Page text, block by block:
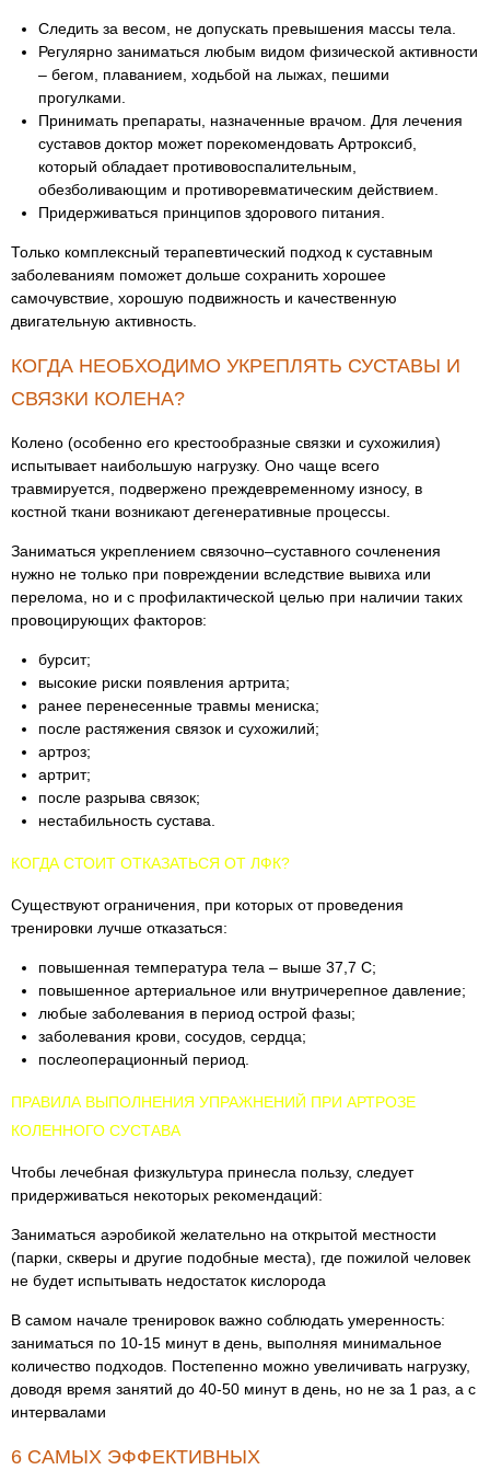
Следить за весом, не допускать превышения массы тела.
Регулярно заниматься любым видом физической активности
– бегом, плаванием, ходьбой на лыжах, пешими
прогулками.
Принимать препараты, назначенные врачом. Для лечения
суставов доктор может порекомендовать Артроксиб,
который обладает противовоспалительным,
обезболивающим и противоревматическим действием.
Придерживаться принципов здорового питания.
Только комплексный терапевтический подход к суставным
заболеваниям поможет дольше сохранить хорошее
самочувствие, хорошую подвижность и качественную
двигательную активность.
КОГДА НЕОБХОДИМО УКРЕПЛЯТЬ СУСТАВЫ И
СВЯЗКИ КОЛЕНА?
Колено (особенно его крестообразные связки и сухожилия)
испытывает наибольшую нагрузку. Оно чаще всего
травмируется, подвержено преждевременному износу, в
костной ткани возникают дегенеративные процессы.
Заниматься укреплением связочно–суставного сочленения
нужно не только при повреждении вследствие вывиха или
перелома, но и с профилактической целью при наличии таких
провоцирующих факторов:
бурсит;
высокие риски появления артрита;
ранее перенесенные травмы мениска;
после растяжения связок и сухожилий;
артроз;
артрит;
после разрыва связок;
нестабильность сустава.
КОГДА СТОИТ ОТКАЗАТЬСЯ ОТ ЛФК?
Существуют ограничения, при которых от проведения
тренировки лучше отказаться:
повышенная температура тела – выше 37,7 С;
повышенное артериальное или внутричерепное давление;
любые заболевания в период острой фазы;
заболевания крови, сосудов, сердца;
послеоперационный период.
ПРАВИЛА ВЫПОЛНЕНИЯ УПРАЖНЕНИЙ ПРИ АРТРОЗЕ
КОЛЕННОГО СУСТАВА
Чтобы лечебная физкультура принесла пользу, следует
придерживаться некоторых рекомендаций:
Заниматься аэробикой желательно на открытой местности
(парки, скверы и другие подобные места), где пожилой человек
не будет испытывать недостаток кислорода
В самом начале тренировок важно соблюдать умеренность:
заниматься по 10-15 минут в день, выполняя минимальное
количество подходов. Постепенно можно увеличивать нагрузку,
доводя время занятий до 40-50 минут в день, но не за 1 раз, а с
интервалами
6 САМЫХ ЭФФЕКТИВНЫХ